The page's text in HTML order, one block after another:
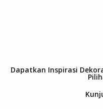
Dapatkan Inspirasi